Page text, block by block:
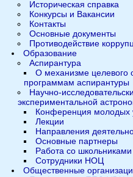
Историческая справка
Конкурсы и Вакансии
Контакты
Основные документы
Противодействие
Образование
Аспирантура
О механизме целевого
программам аспирантуры
Научно-
экспериментальной
Конференция
Лекции
Направления
Основные партнеры
Работа со школьниками
Сотрудники НОЦ
Общественные